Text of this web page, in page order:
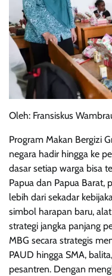
Oleh: Fransiskus
Program Makan Bergizi
negara hadir hingga ke
dasar setiap warga bisa
Papua dan Papua
lebih dari sekadar
simbol harapan baru,
strategi jangka panjang
MBG secara strategis
PAUD hingga SMA,
pesantren. Dengan